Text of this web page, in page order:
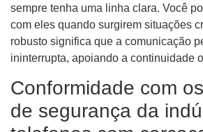
sempre tenha uma linha clara. Você
com eles quando surgirem situações
robusto significa que a comunicação
ininterrupta, apoiando a continuidade
Conformidade com
de segurança da